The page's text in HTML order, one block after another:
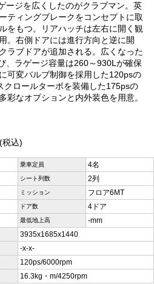
ージを広くしたのがクラブマン。英
ティングブレークをコンセプトに取
をもつ。リアハッチは左右に開く観
。右側ドアには進行方向と逆に開
ラブドアが追加される。広くなった
、ラゲージ容量は260～930Lが確保
可変バルブ制御を採用した120psの
クロールターボを装備した175psの
彩なオプションと内外装色を用意。
税込)
乗車定員 4名
シート列数 2列
ミッション フロア6MT
ドア数 4ドア
最低地上高 -mm
3935x1685x1440
-x-x-
120ps/6000rpm
16.3kg・m/4250rpm